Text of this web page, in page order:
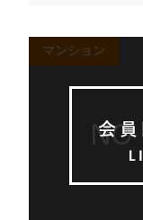
マンション